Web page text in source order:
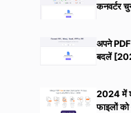
कनवर्टर
अपने PDF
बदलें
2024 में
फाइलों